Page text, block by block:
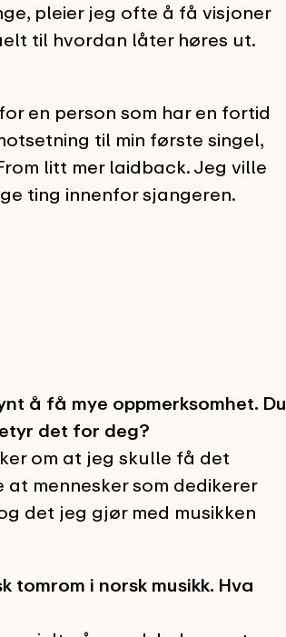
pleier jeg ofte å få visjoner
til hvordan låter høres ut.
en person som har en fortid
til min første singel,
litt mer laidback. Jeg ville
ting innenfor sjangeren.
å få mye oppmerksomhet. Du
det for deg?
om at jeg skulle få det
mennesker som dedikerer
det jeg gjør med musikken
i norsk musikk. Hva